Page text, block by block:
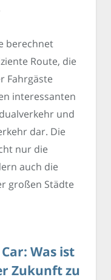
berechnet
Route, die
Fahrgäste
interessanten
und
dar. Die
nur die
auch die
großen Städte
Was ist
Zukunft zu